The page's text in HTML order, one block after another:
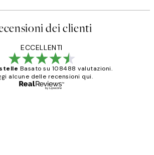
dei clienti
ECCELLENTI
Basato su 108488 valutazioni.
alcune delle recensioni qui.